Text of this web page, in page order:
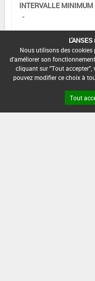
INTERVALLE
-
DATE DE RETRAIT DE
02/04/1998
DATE DE FIN DE
-
DATE DE FIN
Nous utilisons des
d'améliorer son
cliquant sur "Tout
pouvez modifier ce choix à
Tout